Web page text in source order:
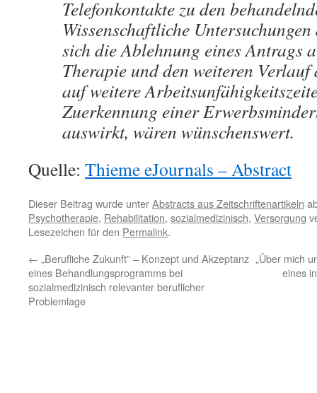
Telefonkontakte zu den
Wissenschaftliche
sich die Ablehnung eines Antrags
Therapie und den weiteren
auf weitere
Zuerkennung einer
auswirkt, wären wünschenswert.
Quelle: Thieme eJournals – Abstract
Dieser Beitrag wurde unterAbstracts aus Zeitschriftenartikeln
Psychotherapie, Rehabilitation, sozialmedizinisch, Versorgung
Lesezeichen für den Permalink.
← „Berufliche Zukunft” – Konzept und Akzeptanz
eines Behandlungsprogramms bei
sozialmedizinisch relevanter beruflicher
Problemlage
„Über mich
eines